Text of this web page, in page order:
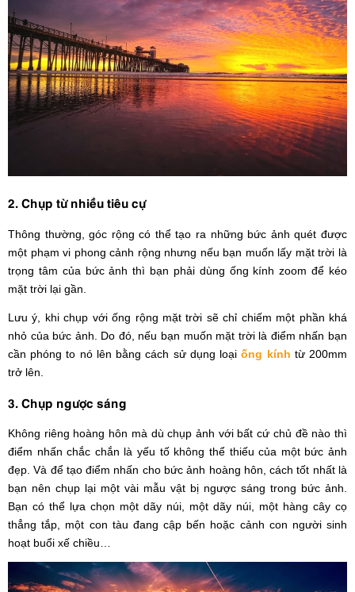
2. Chụp từ nhiều tiêu cự
Thông thường, góc rộng có thể tạo ra những bức ảnh quét được
một phạm vi phong cảnh rộng nhưng nếu bạn muốn lấy mặt trời là
trọng tâm của bức ảnh thì bạn phải dùng ống kính zoom để kéo
mặt trời lại gần.
Lưu ý, khi chụp với ống rộng mặt trời sẽ chỉ chiếm một phần khá
nhỏ của bức ảnh. Do đó, nếu bạn muốn mặt trời là điểm nhấn bạn
cần phóng to nó lên bằng cách sử dụng loạiống kính từ 200mm
trở lên.
3. Chụp ngược sáng
Không riêng hoàng hôn mà dù chụp ảnh với bất cứ chủ đề nào thì
điểm nhấn chắc chắn là yếu tố không thể thiếu của một bức ảnh
đẹp. Và để tạo điểm nhấn cho bức ảnh hoàng hôn, cách tốt nhất là
bạn nên chụp lại một vài mẫu vật bị ngược sáng trong bức ảnh.
Bạn có thể lựa chọn một dãy núi, một dãy núi, một hàng cây cọ
thẳng tắp, một con tàu đang cập bến hoặc cảnh con người sinh
hoạt buổi xế chiều…